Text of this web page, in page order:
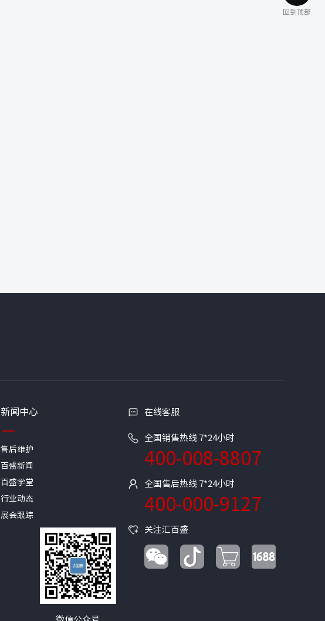
回到顶部
新闻中心
售后维护
百盛新闻
百盛学堂
行业动态
展会跟踪
在线客服
全国销售热线 7*24小时
400-008-8807
全国售后热线 7*24小时
400-000-9127
关注汇百盛